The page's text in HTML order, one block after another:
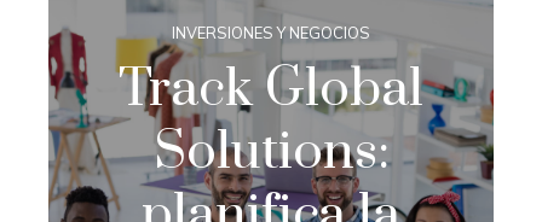
INVERSIONES Y NEGOCIOS
Track Global
Solutions: